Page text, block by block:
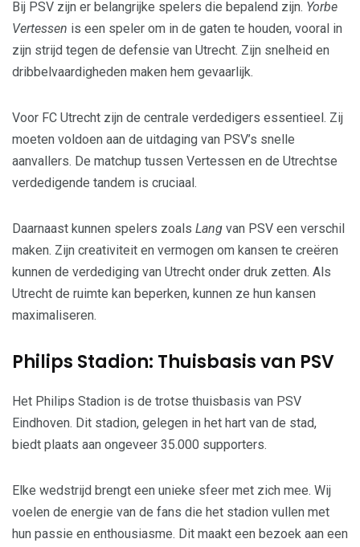
Bij PSV zijn er belangrijke spelers die bepalend zijn. Yorbe
Vertessen is een speler om in de gaten te houden, vooral in
zijn strijd tegen de defensie van Utrecht. Zijn snelheid en
dribbelvaardigheden maken hem gevaarlijk.
Voor FC Utrecht zijn de centrale verdedigers essentieel. Zij
moeten voldoen aan de uitdaging van PSV’s snelle
aanvallers. De matchup tussen Vertessen en de Utrechtse
verdedigende tandem is cruciaal.
Daarnaast kunnen spelers zoals Lang van PSV een verschil
maken. Zijn creativiteit en vermogen om kansen te creëren
kunnen de verdediging van Utrecht onder druk zetten. Als
Utrecht de ruimte kan beperken, kunnen ze hun kansen
maximaliseren.
Philips Stadion: Thuisbasis van PSV
Het Philips Stadion is de trotse thuisbasis van PSV
Eindhoven. Dit stadion, gelegen in het hart van de stad,
biedt plaats aan ongeveer 35.000 supporters.
Elke wedstrijd brengt een unieke sfeer met zich mee. Wij
voelen de energie van de fans die het stadion vullen met
hun passie en enthousiasme. Dit maakt een bezoek aan een